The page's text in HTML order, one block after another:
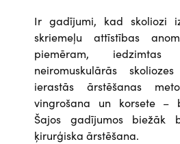
Ir gadījumi, kad skoliozi
skriemeļu attīstības
piemēram,
neiromuskulārās
ierastās ārstēšanas
vingrošana un korsete –
Šajos gadījumos biežāk
ķirurģiska ārstēšana.